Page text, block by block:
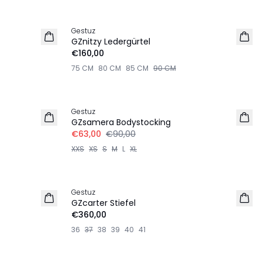
NEU
Gestuz
GZnitzy Ledergürtel
€160,00
75 CM 80 CM 85 CM 90 CM
Gestuz
GZsamera Bodystocking
€63,00 €90,00
XXS XS S M L XL
Gestuz
GZcarter Stiefel
€360,00
36 37 38 39 40 41